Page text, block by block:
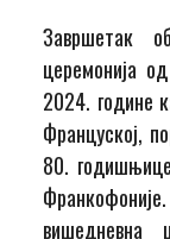
Завршетак
церемонија
2024. године
Француској,
80.
вишедневна